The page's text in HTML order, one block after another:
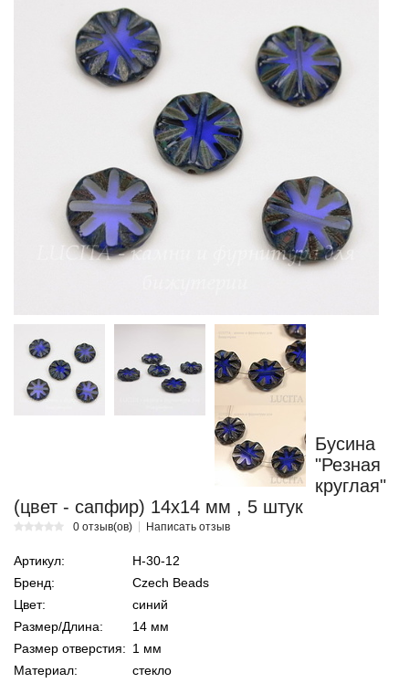
Бусина
"Резная
круглая"
(цвет - сапфир) 14х14 мм , 5 штук
0 отзыв(ов) Написать отзыв
Артикул:
Н-30-12
Бренд:
Czech Beads
Цвет:
синий
Размер/Длина:
14 мм
Размер отверстия: 1 мм
Материал:
стекло